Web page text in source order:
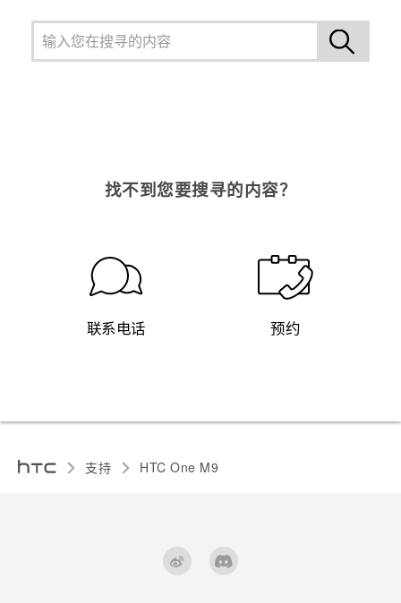
找不到您要搜寻的内容？
联系电话 预约
支持 HTC One M9‎